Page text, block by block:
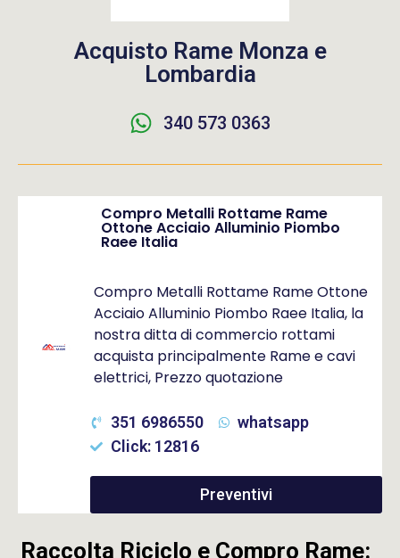
Acquisto Rame Monza e
Lombardia
340 573 0363
Compro Metalli Rottame Rame
Ottone Acciaio Alluminio Piombo
Raee Italia
Compro Metalli Rottame Rame Ottone
Acciaio Alluminio Piombo Raee Italia, la
nostra ditta di commercio rottami
acquista principalmente Rame e cavi
elettrici, Prezzo quotazione
351 6986550
whatsapp
Click: 12816
Preventivi
Raccolta Riciclo e Compro Rame: